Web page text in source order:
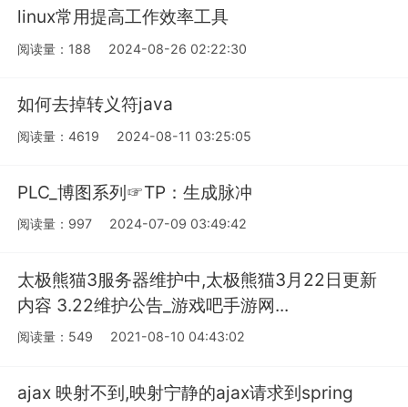
linux常用提高工作效率工具
阅读量：188 2024-08-26 02:22:30
如何去掉转义符java
阅读量：4619 2024-08-11 03:25:05
PLC_博图系列☞TP：生成脉冲
阅读量：997 2024-07-09 03:49:42
太极熊猫3服务器维护中,太极熊猫3月22日更新
内容 3.22维护公告_游戏吧手游网...
阅读量：549 2021-08-10 04:43:02
ajax 映射不到,映射宁静的ajax请求到spring